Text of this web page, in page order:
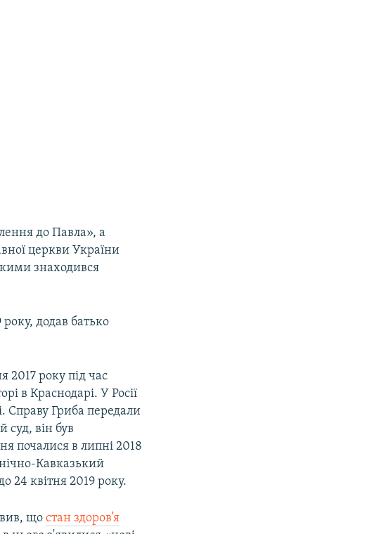
до Павла», а
церкви України
знаходився
додав батько
2017 року під час
в Краснодарі. У Росії
Справу Гриба передали
суд, він був
почалися в липні 2018
Кавказький
24 квітня 2019 року.
щостан здоров’я